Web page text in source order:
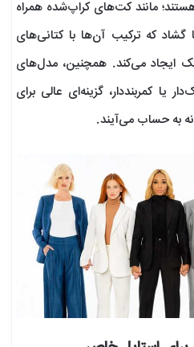
مانند کت‌های کراپ‌شده همراه
گشاد که ترکیب آن‌ها با کتانی‌های
ایجاد می‌کند. همچنین، مدل‌های
یا کمربنددار، گزینه‌ای عالی برای
به حساب می‌آیند.